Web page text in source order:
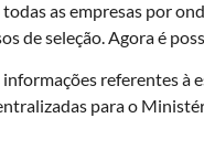
as empresas por
de seleção. Agora é
referentes
para o